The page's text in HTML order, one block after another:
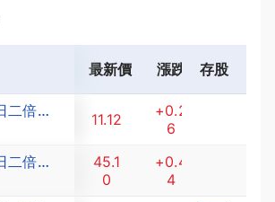
最新價 漲跌 漲跌幅
存股
Direxion 每日二倍放空能源ETF 11.12
+0.2
6
Direxion 每日二倍放空標普油氣探勘與生產ETF
45.1
0
+0.4
4